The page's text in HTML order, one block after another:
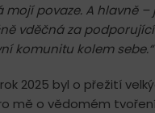
mojí povaze. A hlavně –
vděčná za
komunitu kolem sebe.“
2025 byl o přežití
mě o vědomém